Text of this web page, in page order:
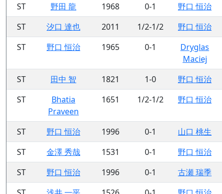
ST
野田 龍 1968 0-1
野口 恒治
ST
汐口 達也 2011 1/2-1/2
野口 恒治
ST
野口 恒治 1965 0-1
Dryglas
Maciej
ST
田中 智 1821 1-0
野口 恒治
ST
Bhatia
Praveen
1651 1/2-1/2 野口 恒治
ST 野口 恒治 1996 0-1
山口 桃生
ST
金澤 秀哉 1531 0-1
野口 恒治
ST
野口 恒治 1996 0-1
古瀬 瑞季